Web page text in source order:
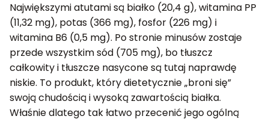
Największymi atutami są białko (20,4 g), witamina PP
(11,32 mg), potas (366 mg), fosfor (226 mg) i
witamina B6 (0,5 mg). Po stronie minusów zostaje
przede wszystkim sód (705 mg), bo tłuszcz
całkowity i tłuszcze nasycone są tutaj naprawdę
niskie. To produkt, który dietetycznie „broni się”
swoją chudością i wysoką zawartością białka.
Właśnie dlatego tak łatwo przecenić jego ogólną